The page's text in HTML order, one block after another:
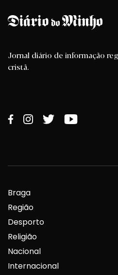
Jornal diário de informação
cristã.
Braga
Região
Desporto
Religião
Nacional
Internacional